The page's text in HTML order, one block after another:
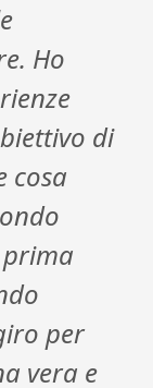
Ho
di
cosa
per
vera e